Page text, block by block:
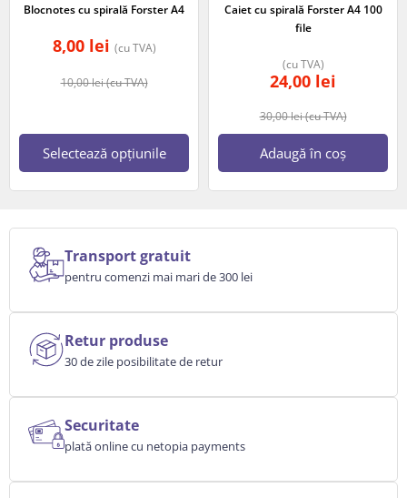
Blocnotes cu spirală Forster A4
10,00lei(cu TVA)
8,00 lei (cu TVA)
Selectează opțiunile
Caiet cu spirală Forster A4 100
file
30,00lei(cu TVA)
24,00 lei
(cu TVA)
Adaugă în coș
Transport gratuit
pentru comenzi mai mari de 300 lei
Retur produse
30 de zile posibilitate de retur
Securitate
plată online cu netopia payments